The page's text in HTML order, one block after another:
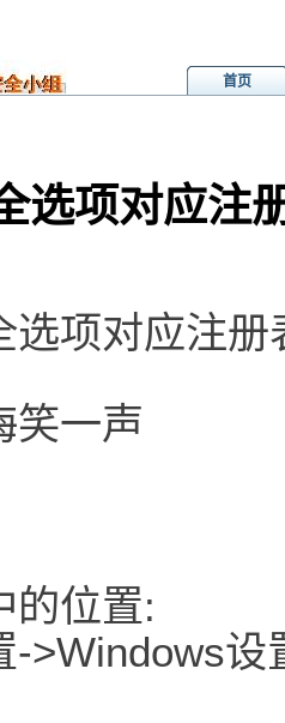
首页
选项对应注
选项对应注册
笑一声
的位置:
->Windows